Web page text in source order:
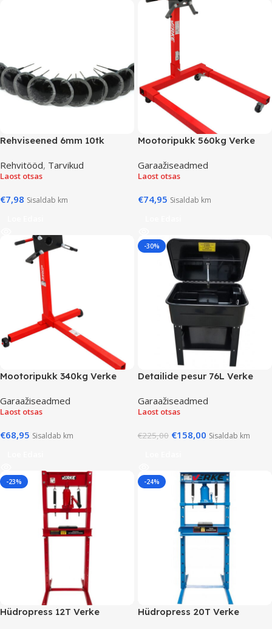
Rehviseened 6mm 10tk
Rehvitööd, Tarvikud
Laost otsas
€7,98 Sisaldab km
Mootoripukk 560kg Verke
Garaažiseadmed
Laost otsas
€74,95 Sisaldab km
Mootoripukk 340kg Verke
Garaažiseadmed
Laost otsas
€68,95 Sisaldab km
-30%
Detailide pesur 76L Verke
Garaažiseadmed
Laost otsas
€225,00 €158,00 Sisaldab km
-23%
Hüdropress 12T Verke
-24%
Hüdropress 20T Verke